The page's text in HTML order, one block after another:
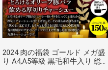
2024 肉の福袋 ゴールド メガ盛
り A4,A5等級 黒毛和牛入り 総重